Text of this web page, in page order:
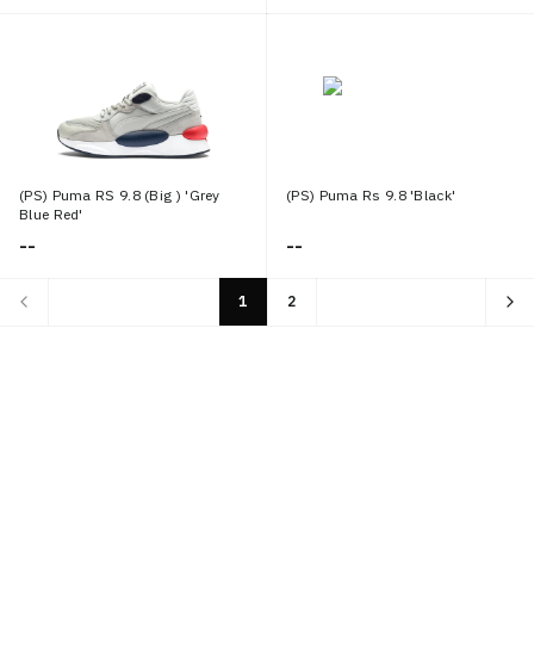
(PS) Puma RS 9.8 (Big ) 'Grey
Blue Red'
--
(PS) Puma Rs 9.8 'Black'
--
1 2